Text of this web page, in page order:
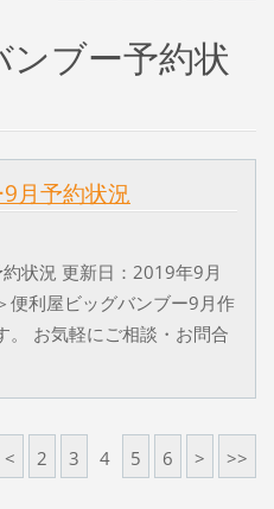
ブー予約状
月予約状況
状況 更新日：2019年9月
利屋ビッグバンブー9月作
。 お気軽にご相談・お問合
< 2 3 4 5 6 > >>